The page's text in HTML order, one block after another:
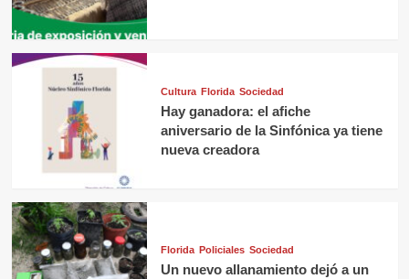
Cultura Florida Sociedad
Hay ganadora: el afiche
aniversario de la Sinfónica ya tiene
nueva creadora
Florida Policiales Sociedad
Un nuevo allanamiento dejó a un